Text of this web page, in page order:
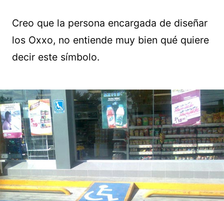
Creo que la persona encargada de diseñar
los Oxxo, no entiende muy bien qué quiere
decir este símbolo.